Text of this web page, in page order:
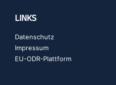
LINKS
Datenschutz
Impressum
EU-ODR-Plattform